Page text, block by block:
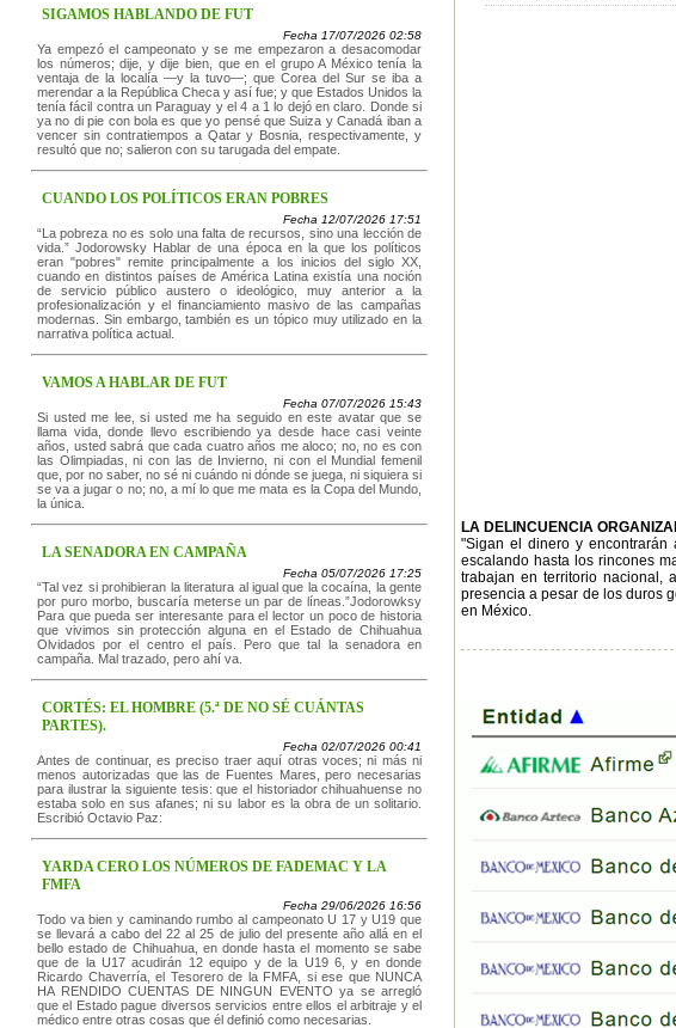
SIGAMOS HABLANDO DE FUT
Fecha 17/07/2026 02:58
Ya empezó el campeonato y se me empezaron a desacomodar
los números; dije, y dije bien, que en el grupo A México tenía la
ventaja de la localía —y la tuvo—; que Corea del Sur se iba a
merendar a la República Checa y así fue; y que Estados Unidos la
tenía fácil contra un Paraguay y el 4 a 1 lo dejó en claro. Donde si
ya no di pie con bola es que yo pensé que Suiza y Canadá iban a
vencer sin contratiempos a Qatar y Bosnia, respectivamente, y
resultó que no; salieron con su tarugada del empate.
CUANDO LOS POLÍTICOS ERAN POBRES
Fecha 12/07/2026 17:51
“La pobreza no es solo una falta de recursos, sino una lección de
vida.” Jodorowsky Hablar de una época en la que los políticos
eran "pobres" remite principalmente a los inicios del siglo XX,
cuando en distintos países de América Latina existía una noción
de servicio público austero o ideológico, muy anterior a la
profesionalización y el financiamiento masivo de las campañas
modernas. Sin embargo, también es un tópico muy utilizado en la
narrativa política actual.
VAMOS A HABLAR DE FUT
Fecha 07/07/2026 15:43
Si usted me lee, si usted me ha seguido en este avatar que se
llama vida, donde llevo escribiendo ya desde hace casi veinte
años, usted sabrá que cada cuatro años me aloco; no, no es con
las Olimpiadas, ni con las de Invierno, ni con el Mundial femenil
que, por no saber, no sé ni cuándo ni dónde se juega, ni siquiera si
se va a jugar o no; no, a mí lo que me mata es la Copa del Mundo,
la única.
LA SENADORA EN CAMPAÑA
Fecha 05/07/2026 17:25
“Tal vez si prohibieran la literatura al igual que la cocaína, la gente
por puro morbo, buscaría meterse un par de líneas.”Jodorowksy
Para que pueda ser interesante para el lector un poco de historia
que vivimos sin protección alguna en el Estado de Chihuahua
Olvidados por el centro el país. Pero que tal la senadora en
campaña. Mal trazado, pero ahí va.
CORTÉS: EL HOMBRE (5.ª DE NO SÉ CUÁNTAS
PARTES).
Fecha 02/07/2026 00:41
Antes de continuar, es preciso traer aquí otras voces; ni más ni
menos autorizadas que las de Fuentes Mares, pero necesarias
para ilustrar la siguiente tesis: que el historiador chihuahuense no
estaba solo en sus afanes; ni su labor es la obra de un solitario.
Escribió Octavio Paz:
YARDA CERO LOS NÚMEROS DE FADEMAC Y LA
FMFA
Fecha 29/06/2026 16:56
Todo va bien y caminando rumbo al campeonato U 17 y U19 que
se llevará a cabo del 22 al 25 de julio del presente año allá en el
bello estado de Chihuahua, en donde hasta el momento se sabe
que de la U17 acudirán 12 equipo y de la U19 6, y en donde
Ricardo Chaverría, el Tesorero de la FMFA, si ese que NUNCA
HA RENDIDO CUENTAS DE NINGUN EVENTO ya se arregló
que el Estado pague diversos servicios entre ellos el arbitraje y el
médico entre otras cosas que él definió como necesarias.
LA DELINCUENCIA
"Sigan el dinero y
escalando hasta los rincones
trabajan en territorio nacional,
presencia a pesar de los duros
en México.